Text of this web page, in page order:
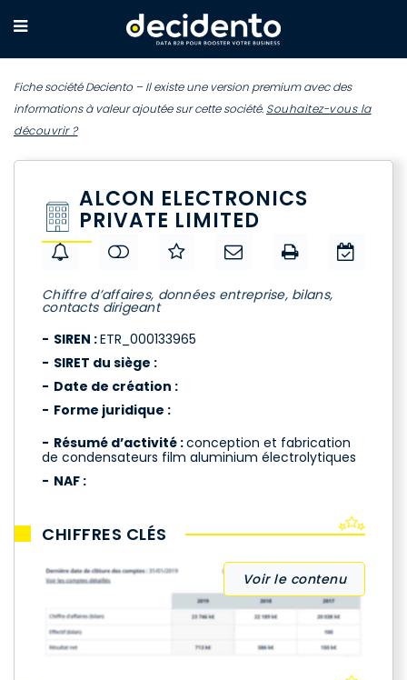
Fiche société Deciento – Il existe une version premium avec des
informations à valeur ajoutée sur cette société. Souhaitez-vous la
découvrir ?
ALCON ELECTRONICS
PRIVATE LIMITED
Chiffre d’affaires, données entreprise, bilans,
contacts dirigeant
SIREN :ETR_000133965
SIRET du siège :
Date de création :
Forme juridique :
Résumé d’activité :conception et fabrication
de condensateurs film aluminium électrolytiques
NAF :
CHIFFRES CLÉS
Voir le contenu